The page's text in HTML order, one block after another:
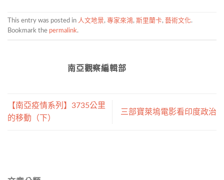
This entry was posted in 人文地景, 專家來鴻, 斯里蘭卡, 藝術文化.
Bookmark the permalink.
南亞觀察編輯部
【南亞疫情系列】3735公里
的移動（下）
三部寶萊塢電影看印度政治